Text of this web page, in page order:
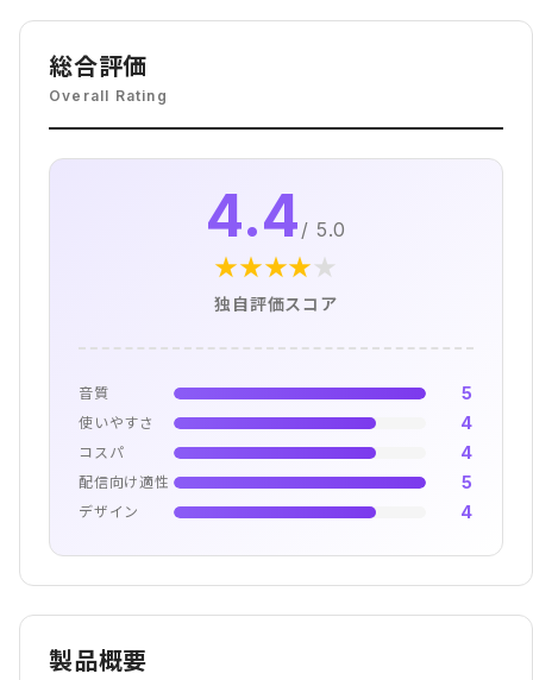
総合評価
Overall Rating
4.4 / 5.0
★★★★★
独自評価スコア
音質 5
使いやすさ 4
コスパ 4
配信向け適性 5
デザイン 4
製品概要